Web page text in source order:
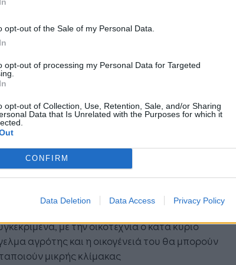
opt-out of the Sale of my Personal Data.
opt-out of processing my Personal Data for Targeted
opt-out of Collection, Use, Retention, Sale, and/or Sharing
Data that Is Unrelated with the Purposes for which it
CONFIRM
Data Deletion Data Access Privacy Policy
ζωή, τα αγροτικά προϊόντα, τις ντόπιες
μεθόδους παραγωγής, τις συνήθειες
ζωής των κατοίκων κ.ά. Το
έκταση, φυτικό ή ζωικό κεφάλαιο,
ή δυνατότητα εκπαίδευσης ή
διαδικασίας ή οικοτεχνικής
του θεσμού της οικοτεχνίας είναι η
του οικογενειακού εισοδήματος του
συνταγών και προϊόντων.
με την οικοτεχνία ο κατά κύριο
αγρότης και η οικογένειά του θα μπορούν
μικρής κλίμακας